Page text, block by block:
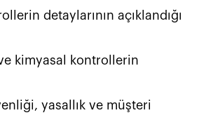
detaylarının açıklandığı
kimyasal kontrollerin
yasallık ve müşteri